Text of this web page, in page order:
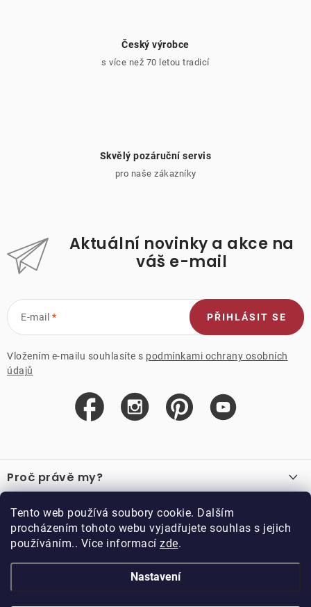
Tento web používá soubory cookie. Dalším
procházením tohoto webu vyjadřujete souhlas s jejich
používáním.. Více informací zde.
Nastavení
Český výrobce
s více než 70 letou tradicí
Skvělý pozáruční servis
pro naše zákazníky
Aktuální novinky a akce na
váš e-mail
E-mail
Vložením e-mailu souhlasíte s podmínkami ochrany osobních
údajů
PŘIHLÁSIT SE
á
p
a
Proč právě my?
Recenze
Důležité odkazy
Velkoobchod
Vzorková prodejna
Kariéra
O nákupu
Obchodní podmínky